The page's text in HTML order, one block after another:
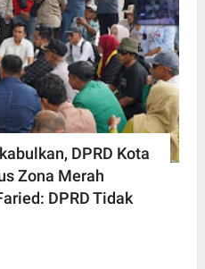
DPRD Kota
Zona Merah
DPRD Tidak